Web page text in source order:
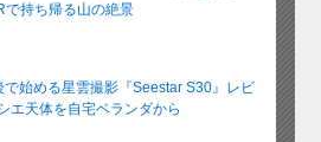
で持ち帰る山の絶景
で始める星雲撮影『Seestar S30』レビ
天体を自宅ベランダから